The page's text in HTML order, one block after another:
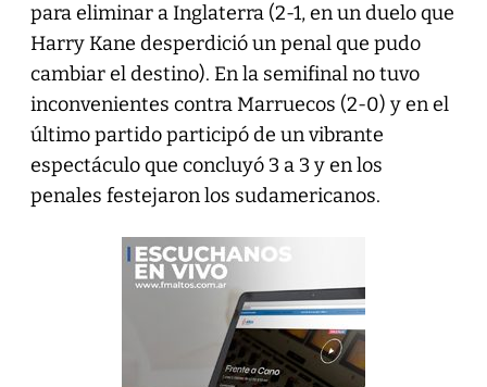
para eliminar a Inglaterra (2-1, en un duelo que
Harry Kane desperdició un penal que pudo
cambiar el destino). En la semifinal no tuvo
inconvenientes contra Marruecos (2-0) y en el
último partido participó de un vibrante
espectáculo que concluyó 3 a 3 y en los
penales festejaron los sudamericanos.